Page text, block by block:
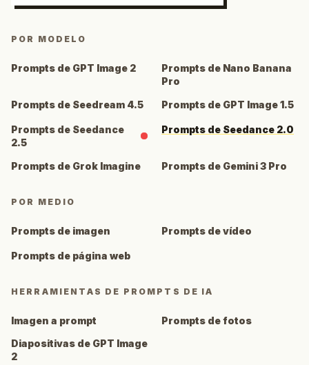
POR MODELO
Prompts de GPT Image 2
Prompts de Nano Banana
Pro
Prompts de Seedream 4.5
Prompts de GPT Image 1.5
Prompts de Seedance
2.5
Prompts de Seedance 2.0
Prompts de Grok Imagine Prompts de Gemini 3 Pro
POR MEDIO
Prompts de imagen Prompts de vídeo
Prompts de página web
HERRAMIENTAS DE PROMPTS DE IA
Imagen a prompt
Prompts de fotos
Diapositivas de GPT Image
2